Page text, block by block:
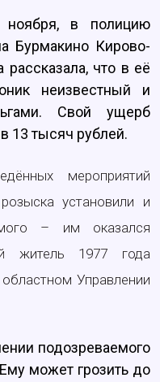
в полицию
Бурмакино Кирово-
что в её
неизвестный и
Свой ущерб
13 тысяч рублей.
мероприятий
установили и
– им оказался
житель 1977 года
Управлении
подозреваемого
может грозить до